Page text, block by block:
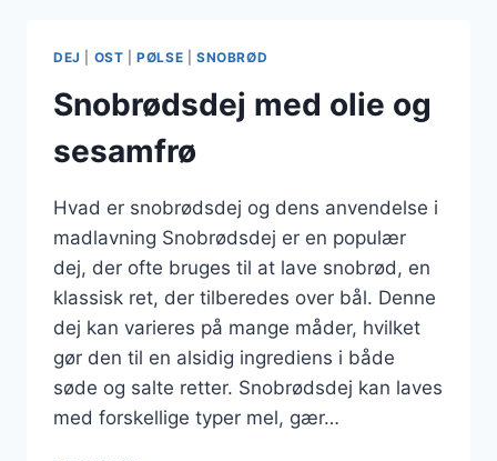
DEJ OST |PØLSE SNOBRØD
Snobrødsdej med olie og
sesamfrø
Hvad er snobrødsdej og dens anvendelse i
madlavning Snobrødsdej er en populær
dej, der ofte bruges til at lave snobrød, en
klassisk ret, der tilberedes over bål. Denne
dej kan varieres på mange måder, hvilket
gør den til en alsidig ingrediens i både
søde og salte retter. Snobrødsdej kan laves
med forskellige typer mel, gær…